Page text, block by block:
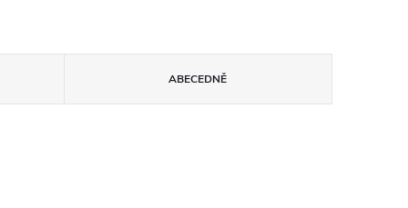
ABECEDNĚ